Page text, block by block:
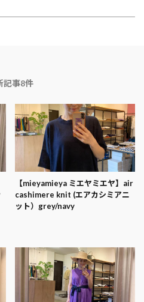
記事8件
【mieyamieya ミエヤミエヤ】air
cashimere knit (エアカシミアニ
ット）grey/navy